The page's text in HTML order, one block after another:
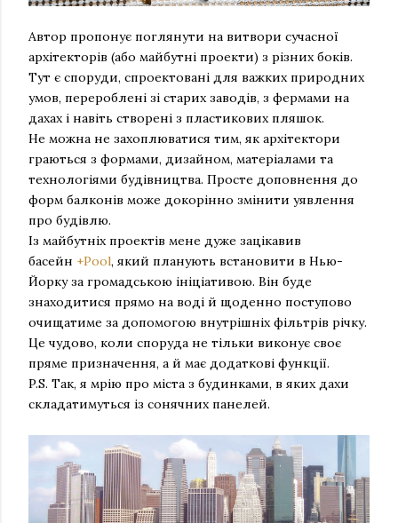
Автор пропонує поглянути на витвори сучасної
архітекторів (або майбутні проекти) з різних боків.
Тут є споруди, спроектовані для важких природних
умов, перероблені зі старих заводів, з фермами на
дахах і навіть створені з пластикових пляшок.
Не можна не захоплюватися тим, як архітектори
граються з формами, дизайном, матеріалами та
технологіями будівництва. Просте доповнення до
форм балконів може докорінно змінити уявлення
про будівлю.
Із майбутніх проектів мене дуже зацікавив
басейн +Pool, який планують встановити в Нью-
Йорку за громадською ініціативою. Він буде
знаходитися прямо на воді й щоденно поступово
очищатиме за допомогою внутрішніх фільтрів річку.
Це чудово, коли споруда не тільки виконує своє
пряме призначення, а й має додаткові функції.
P.S. Так, я мрію про міста з будинками, в яких дахи
складатимуться із сонячних панелей.